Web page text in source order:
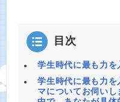
目次
学生時代に最も力
学生時代に最も力
マについてお伺い